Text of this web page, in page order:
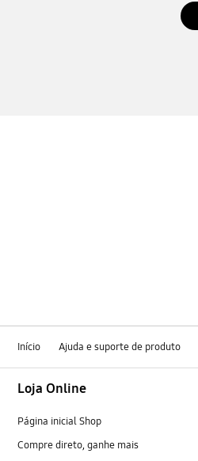
Início Ajuda e suporte de produto
Loja Online
Página inicial Shop
Compre direto, ganhe mais